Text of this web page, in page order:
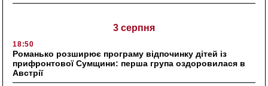
3 серпня
18:50
Романько розширює програму відпочинку дітей із
прифронтової Сумщини: перша група оздоровилася в
Австрії